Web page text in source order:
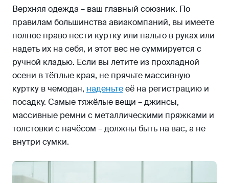
Верхняя одежда – ваш главный союзник. По
правилам большинства авиакомпаний, вы имеете
полное право нести куртку или пальто в руках или
надеть их на себя, и этот вес не суммируется с
ручной кладью. Если вы летите из прохладной
осени в тёплые края, не прячьте массивную
куртку в чемодан, наденьтееё на регистрацию и
посадку. Самые тяжёлые вещи – джинсы,
массивные ремни с металлическими пряжками и
толстовки с начёсом – должны быть на вас, а не
внутри сумки.